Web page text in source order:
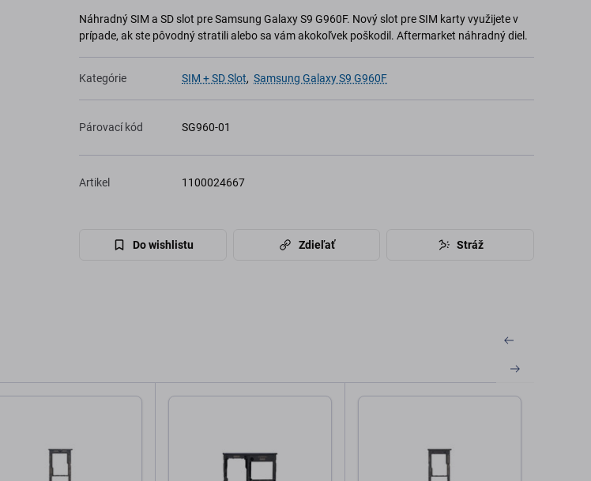
Náhradný SIM a SD slot pre Samsung Galaxy S9 G960F. Nový slot pre SIM karty využijete v
prípade, ak ste pôvodný stratili alebo sa vám akokoľvek poškodil. Aftermarket náhradný diel.
Kategórie SIM + SD Slot, Samsung Galaxy S9 G960F
Párovací kód SG960-01
Artikel 1100024667
Do wishlistu Zdieľať Stráž